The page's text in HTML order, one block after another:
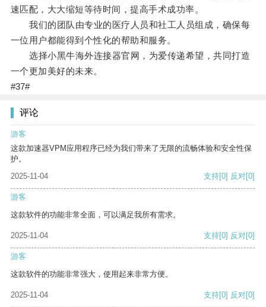
速匹配，大大缩短等待时间，提高手术成功率。
我们的团队由专业的医疗人员和社工人员组成，确保每
一位用户都能得到个性化的帮助和服务。
选择小黑牛海外连接器官网，为爱传递希望，共同打造
一个更加美好的未来。
#37#
评论
游客
这款加速器VPM应用程序已经为我们带来了无限的流畅体验和安全性保
护。
2025-11-04
支持[0] 反对[0]
游客
这款软件的功能非常全面，可以满足我所有需求。
2025-11-04 支持[0] 反对[0]
游客
这款软件的功能非常强大，使用起来非常方便。
2025-11-04 支持[0] 反对[0]